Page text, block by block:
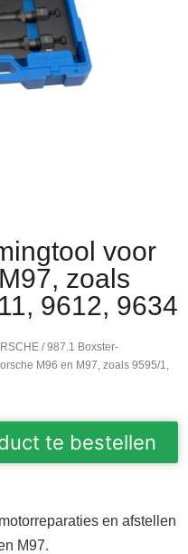
voor
zoals
9612, 9634
/987.1 Boxster-
M96 en M97, zoals 9595/1,
te bestellen
en afstellen
M97.